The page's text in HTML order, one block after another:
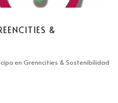
&
en Grenncities & Sostenibilidad